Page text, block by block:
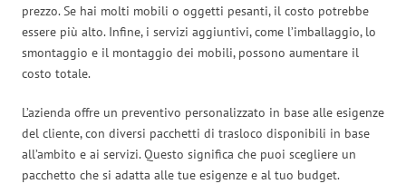
prezzo. Se hai molti mobili o oggetti pesanti, il costo potrebbe
essere più alto. Infine, i servizi aggiuntivi, come l’imballaggio, lo
smontaggio e il montaggio dei mobili, possono aumentare il
costo totale.
L’azienda offre un preventivo personalizzato in base alle esigenze
del cliente, con diversi pacchetti di trasloco disponibili in base
all’ambito e ai servizi. Questo significa che puoi scegliere un
pacchetto che si adatta alle tue esigenze e al tuo budget.